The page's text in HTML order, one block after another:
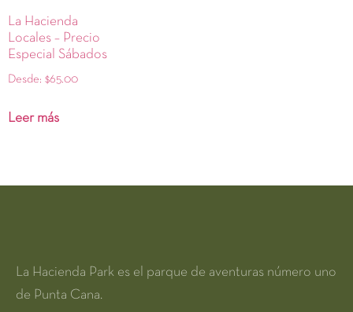
La Hacienda
Locales – Precio
Especial Sábados
Desde: $65.00
Leer más
La Hacienda Park es el parque de aventuras número uno
de Punta Cana.